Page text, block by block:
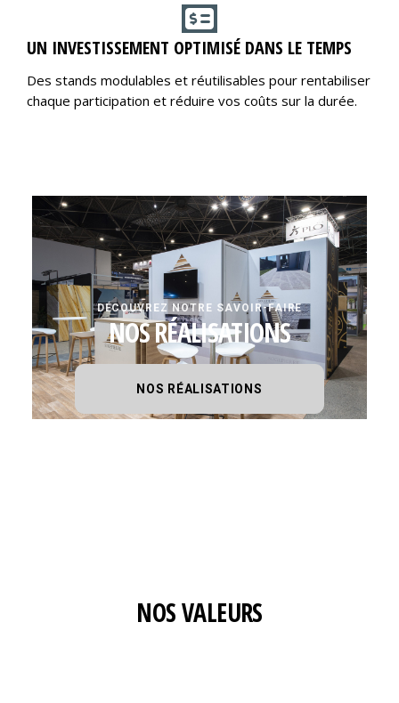
UN INVESTISSEMENT OPTIMISÉ DANS LE TEMPS
Des stands modulables et réutilisables pour rentabiliser
chaque participation et réduire vos coûts sur la durée.
DÉCOUVREZ NOTRE SAVOIR-FAIRE
NOS RÉALISATIONS
NOS RÉALISATIONS
NOS VALEURS